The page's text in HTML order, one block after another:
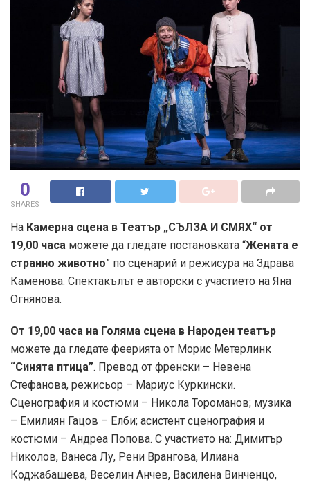
0
SHARES
На Камерна сцена в Театър „СЪЛЗА И СМЯХ“ от
19,00 часа можете да гледате постановката “Жената е
странно животно” по сценарий и режисура на Здрава
Каменова. Спектакълът е авторски с участието на Яна
Огнянова.
От 19,00 часа на Голяма сцена в Народен театър
можете да гледате феерията от Морис Метерлинк
“Синята птица”. Превод от френски – Невена
Стефанова, режисьор – Мариус Куркински.
Сценография и костюми – Никола Тороманов; музика
– Емилиян Гацов – Елби; асистент сценография и
костюми – Андреа Попова. С участието на: Димитър
Николов, Ванеса Лу, Рени Врангова, Илиана
Коджабашева, Веселин Анчев, Василена Винченцо,